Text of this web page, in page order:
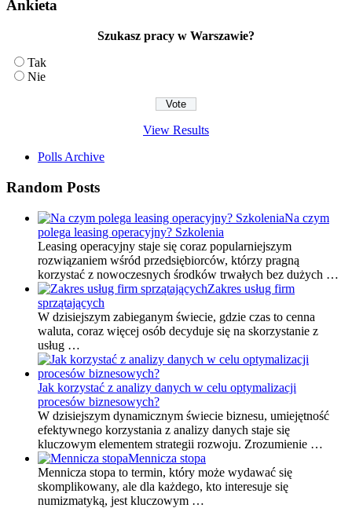
Ankieta
Szukasz pracy w Warszawie?
Tak
Nie
View Results
Polls Archive
Random Posts
Na czym
polega leasing operacyjny? Szkolenia
Leasing operacyjny staje się coraz popularniejszym
rozwiązaniem wśród przedsiębiorców, którzy pragną
korzystać z nowoczesnych środków trwałych bez dużych …
Zakres usług firm
sprzątających
W dzisiejszym zabieganym świecie, gdzie czas to cenna
waluta, coraz więcej osób decyduje się na skorzystanie z
usług …
Jak korzystać z analizy danych w celu optymalizacji
procesów biznesowych?
W dzisiejszym dynamicznym świecie biznesu, umiejętność
efektywnego korzystania z analizy danych staje się
kluczowym elementem strategii rozwoju. Zrozumienie …
Mennicza stopa
Mennicza stopa to termin, który może wydawać się
skomplikowany, ale dla każdego, kto interesuje się
numizmatyką, jest kluczowym …